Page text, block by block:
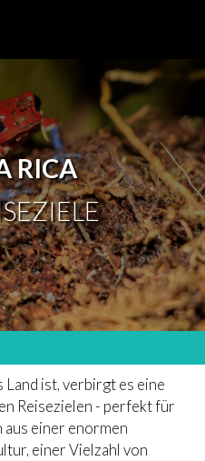
RICA
Land ist, verbirgt es eine
Reisezielen - perfekt für
einer enormen
einer Vielzahl von